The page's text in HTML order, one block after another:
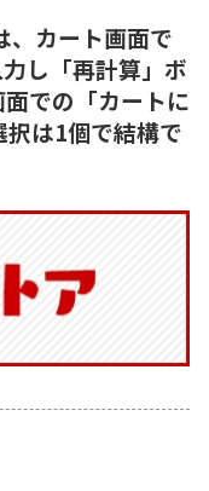
カート画面で
し「再計算」ボ
での「カートに
は1個で結構で